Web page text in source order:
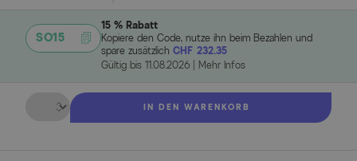
SO15
15 % Rabatt
Kopiere den Code, nutze ihn beim Bezahlen und
spare zusätzlich CHF 232.35
Gültig bis 11.08.2026 Mehr Infos
Menge
IN DEN WARENKORB